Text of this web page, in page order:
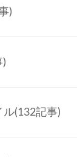
)
)
ル(132記事)